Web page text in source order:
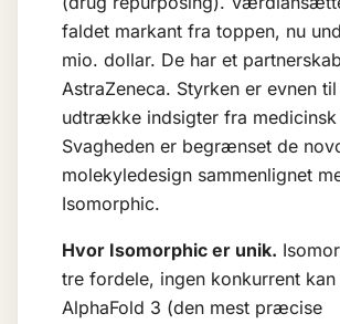
faldet markant fra toppen, nu
mio. dollar. De har et
AstraZeneca. Styrken er evnen
udtrække indsigter fra medicinsk
Svagheden er begrænset de
molekyledesign sammenlignet
Isomorphic.
Hvor Isomorphic er unik.
tre fordele, ingen konkurrent kan
AlphaFold 3 (den mest præcise